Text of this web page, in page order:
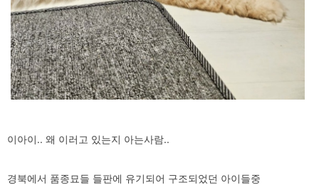
이아이.. 왜 이러고 있는지 아는사람..
경북에서 품종묘들 들판에 유기되어 구조되었던 아이들중